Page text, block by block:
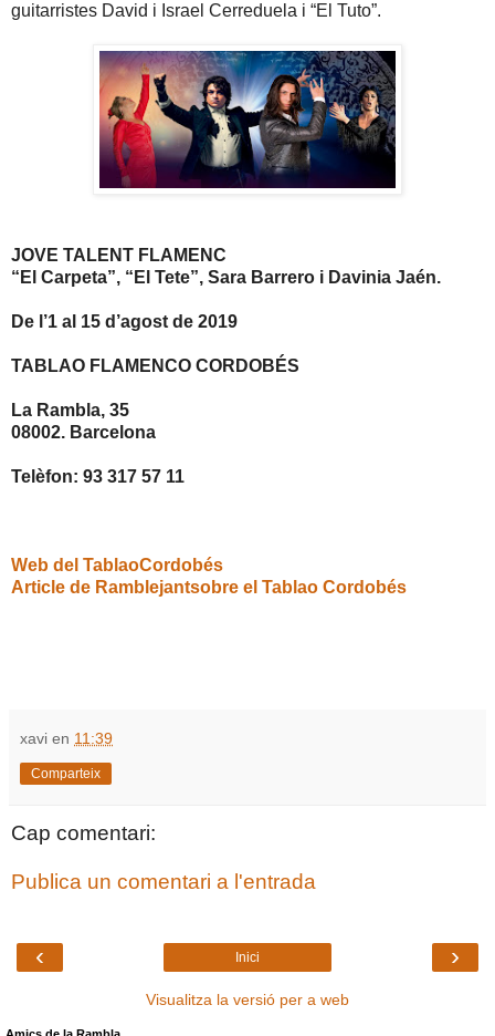
guitarristes David i Israel Cerreduela i “El Tuto”.
JOVE TALENT FLAMENC
“El Carpeta”, “El Tete”, Sara Barrero i Davinia Jaén.
De l’1 al 15 d’agost de 2019
TABLAO FLAMENCO CORDOBÉS
La Rambla, 35
08002. Barcelona
Telèfon: 93 317 57 11
Web del TablaoCordobés
Article de Ramblejantsobre el Tablao Cordobés
xavi en 11:39
Comparteix
Cap comentari:
Publica un comentari a l'entrada
‹ ›
Inici
Visualitza la versió per a web